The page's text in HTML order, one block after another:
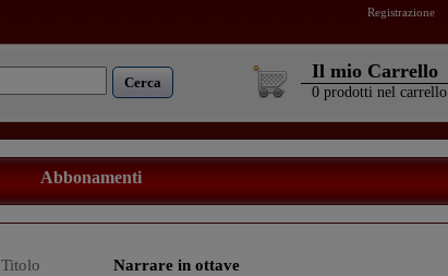
Registrazione
Cerca
Il mio Carrello
0 prodotti nel carrello
Abbonamenti
Titolo
Narrare in ottave